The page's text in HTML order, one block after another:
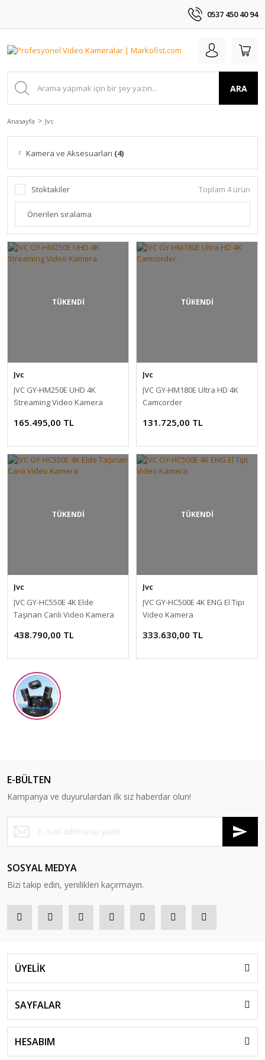
0537 450 40 94
ARA
Anasayfa Jvc
Kamera ve Aksesuarları (4)
Stoktakiler Toplam 4 ürün
TÜKENDİ
Jvc
JVC GY-HM250E UHD 4K
Streaming Video Kamera
165.495,00 TL
TÜKENDİ
Jvc
JVC GY-HM180E Ultra HD 4K
Camcorder
131.725,00 TL
TÜKENDİ
Jvc
JVC GY-HC550E 4K Elde
Taşınan Canlı Video Kamera
438.790,00 TL
TÜKENDİ
Jvc
JVC GY-HC500E 4K ENG El Tipi
Video Kamera
333.630,00 TL
E-BÜLTEN
Kampanya ve duyurulardan ilk siz haberdar olun!
SOSYAL MEDYA
Bizi takip edin, yenilikleri kaçırmayın.
ÜYELİK
SAYFALAR
HESABIM